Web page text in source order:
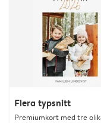
Flera typsnitt
Premiumkort med tre